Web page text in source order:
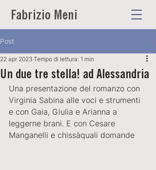
Fabrizio Meni
Post
Un due tre stella! ad Alessandria
22 apr 2023 Tempo di lettura: 1 min
Una presentazione del romanzo con
Virginia Sabina alle voci e strumenti
e con Gaia, Giulia e Arianna a
leggerne brani. E con Cesare
Manganelli e chissàquali domande